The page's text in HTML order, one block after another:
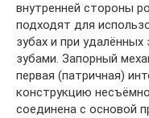
внутренней стороны
подходят для
зубах и при удалённых
зубами. Запорный
первая (патричная)
конструкцию
соединена с основой